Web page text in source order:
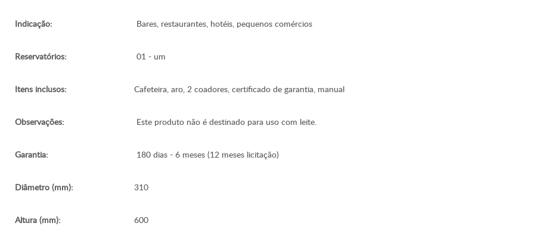
Indicação: Bares, restaurantes, hotéis, pequenos comércios
Reservatórios: 01 - um
Itens inclusos: Cafeteira, aro, 2 coadores, certificado de garantia, manual
Observações: Este produto não é destinado para uso com leite.
Garantia: 180 dias - 6 meses (12 meses licitação)
Diâmetro (mm): 310
Altura (mm): 600